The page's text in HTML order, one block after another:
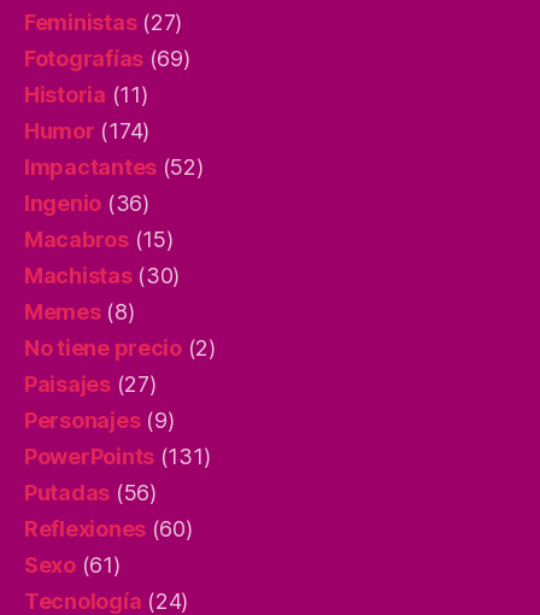
Feministas(27)
Fotografías (69)
Historia (11)
Humor (174)
Impactantes (52)
Ingenio (36)
Macabros(15)
Machistas(30)
Memes(8)
No tiene precio(2)
Paisajes(27)
Personajes(9)
PowerPoints (131)
Putadas (56)
Reflexiones (60)
Sexo(61)
Tecnología (24)